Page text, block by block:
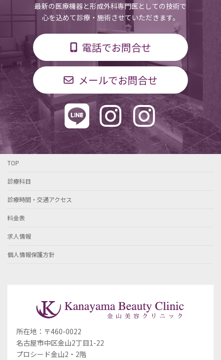
最新の医療機器と形成外科専門医としての技術で
心を込めて診療・施術させていただきます。
電話でお問合せ
メールでお問合せ
TOP
診療科目
診療時間・交通アクセス
料金表
求人情報
個人情報保護方針
所在地：〒460-0022
名古屋市中区金山2丁目1-22
プロシード金山2・2階